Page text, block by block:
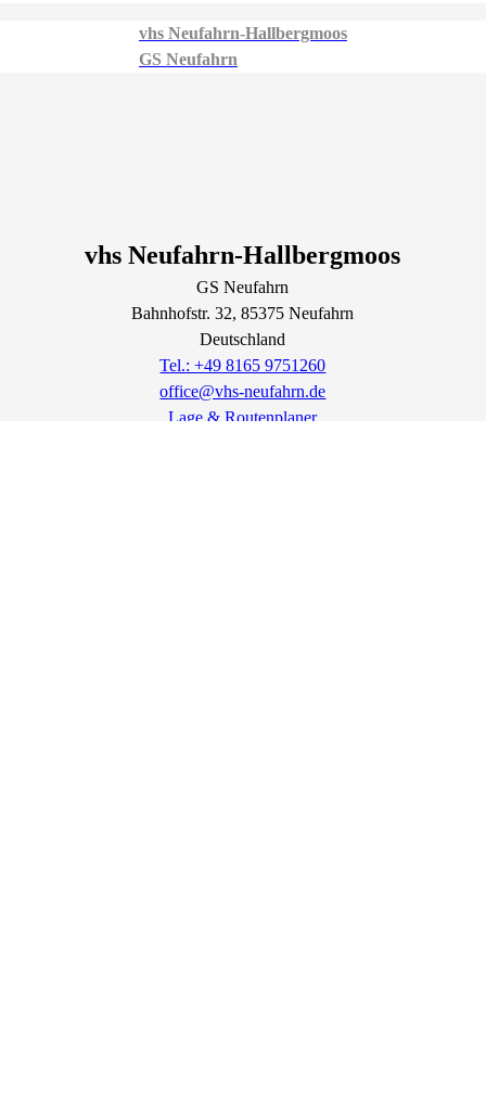
vhs Neufahrn-Hallbergmoos
GS Neufahrn
vhs Neufahrn-Hallbergmoos
GS Neufahrn
Bahnhofstr.32, 85375Neufahrn
Deutschland
Tel.: +49 8165 9751260
office@vhs-neufahrn.de
Lage & Routenplaner